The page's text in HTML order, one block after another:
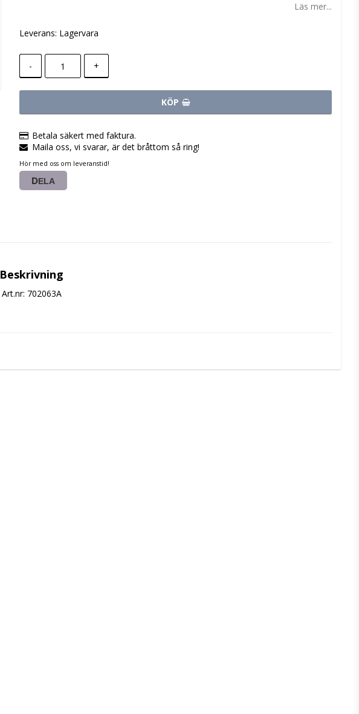
Läs mer...
Leverans: Lagervara
- +
KÖP
Betala säkert med faktura.
Maila oss, vi svarar, är det bråttom så ring!
Hör med oss om leveranstid!
DELA
Beskrivning
Art.nr: 702063A